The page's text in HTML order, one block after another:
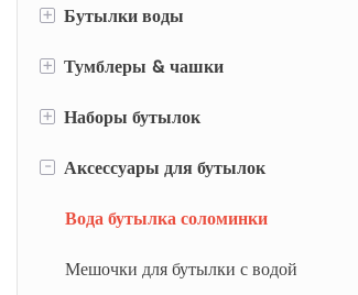
+ Бутылки воды
Алюминиевые бутылки с водой
Пластиковые бутылки с водой
Бутылки белкового шейкера
Бутылки для воды из
+ Тумблеры & чашки
Алюминиевые тумблеры &
+ Наборы бутылок
Наборы для путешествий в
- Аксессуары для бутылок
Вода бутылка соломинки
Мешочки для бутылки с водой